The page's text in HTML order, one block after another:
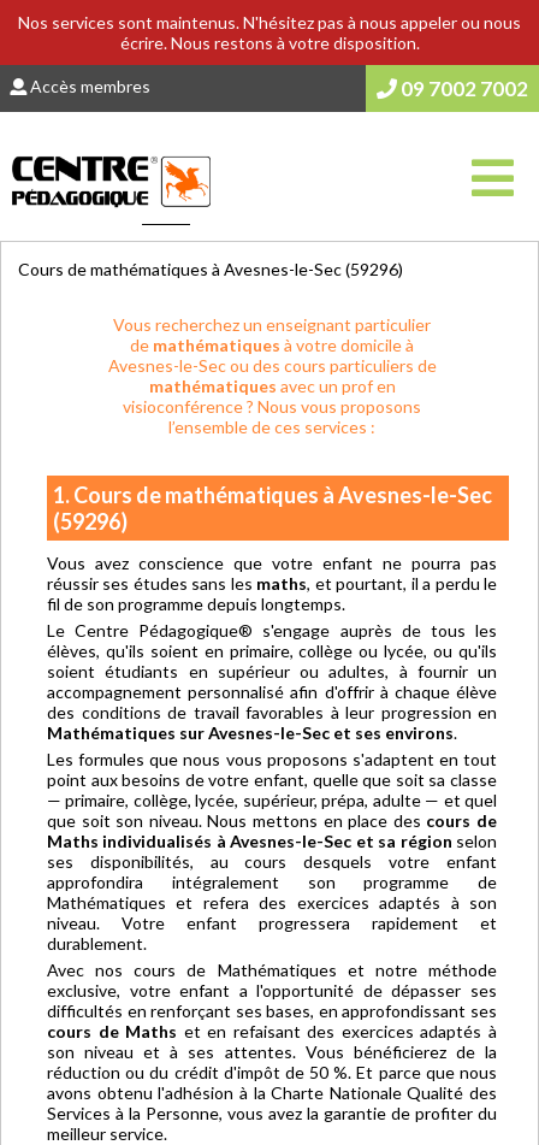
Nos services sont maintenus. N'hésitez pas à nous appeler ou nous
écrire. Nous restons à votre disposition.
Accès membres 09 7002 7002
Cours de mathématiques à Avesnes-le-Sec (59296)
Vous recherchez un enseignant particulier
de mathématiques à votre domicile à
Avesnes-le-Sec ou des cours particuliers de
mathématiques avec un prof en
visioconférence ? Nous vous proposons
l’ensemble de ces services :
1. Cours de mathématiques à Avesnes-le-Sec
(59296)
Vous avez conscience que votre enfant ne pourra pas
réussir ses études sans les maths, et pourtant, il a perdu le
fil de son programme depuis longtemps.
Le Centre Pédagogique® s'engage auprès de tous les
élèves, qu'ils soient en primaire, collège ou lycée, ou qu'ils
soient étudiants en supérieur ou adultes, à fournir un
accompagnement personnalisé afin d'offrir à chaque élève
des conditions de travail favorables à leur progression en
Mathématiques sur Avesnes-le-Sec et ses environs.
Les formules que nous vous proposons s'adaptent en tout
point aux besoins de votre enfant, quelle que soit sa classe
— primaire, collège, lycée, supérieur, prépa, adulte — et quel
que soit son niveau. Nous mettons en place des cours de
Maths individualisés à Avesnes-le-Sec et sa région selon
ses disponibilités, au cours desquels votre enfant
approfondira intégralement son programme de
Mathématiques et refera des exercices adaptés à son
niveau. Votre enfant progressera rapidement et
durablement.
Avec nos cours de Mathématiques et notre méthode
exclusive, votre enfant a l'opportunité de dépasser ses
difficultés en renforçant ses bases, en approfondissant ses
cours de Maths et en refaisant des exercices adaptés à
son niveau et à ses attentes. Vous bénéficierez de la
réduction ou du crédit d'impôt de 50 %. Et parce que nous
avons obtenu l'adhésion à la Charte Nationale Qualité des
Services à la Personne, vous avez la garantie de profiter du
meilleur service.